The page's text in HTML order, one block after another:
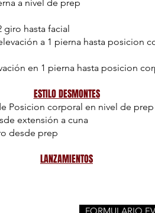
a nivel de prep
giro hasta facial
a 1 pierna hasta posicion
en 1 pierna hasta posicion
ESTILO DESMONTES
Posicion corporal en nivel de prep
extensión a cuna
desde prep
LANZAMIENTOS